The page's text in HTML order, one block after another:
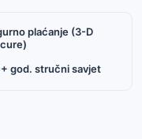
plaćanje (3-D
god. stručni savjet